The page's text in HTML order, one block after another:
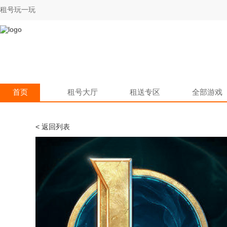
租号玩一玩
首页 租号大厅 租送专区 全部游戏
< 返回列表